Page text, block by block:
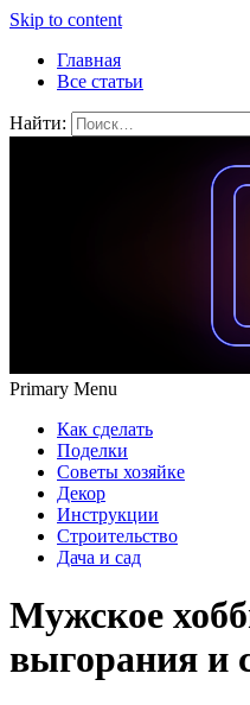
Skip to content
Главная
Все статьи
Найти:
Primary Menu
Как сделать
Поделки
Советы хозяйке
Декор
Инструкции
Строительство
Дача и сад
Мужское
выгорания и